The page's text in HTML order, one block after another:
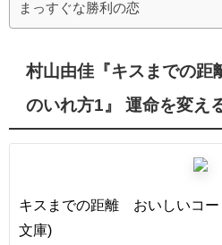
まっすぐな勝利の恋
村山由佳『キスまでの距
のいれ方1』 運命を変え
キスまでの距離 おいしいコ
文庫)